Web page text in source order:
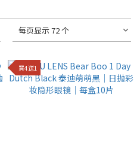
每页显示 72 个
買4送1